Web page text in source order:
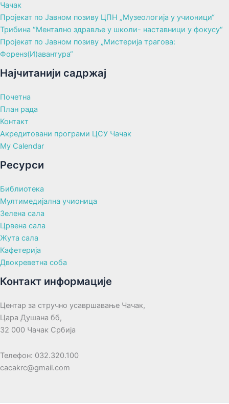
Чачак
Пројекат по Јавном позиву ЦПН „Музеологија у учионици“
Трибина “Ментално здравље у школи- наставници у фокусу“
Пројекат по Јавном позиву „Мистерија трагова:
Форенз(И)авантура“
Најчитанији садржај
Почетна
План рада
Контакт
Акредитовани програми ЦСУ Чачак
My Calendar
Ресурси
Библиотека
Мултимедијална учионица
Зелена сала
Црвена сала
Жута сала
Кафетерија
Двокреветна соба
Контакт информације
Центар за стручно усавршавање Чачак,
Цара Душана бб,
32 000 Чачак Србија
Телефон: 032.320.100
cacakrc@gmail.com